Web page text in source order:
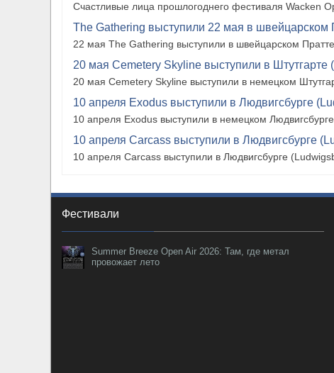
Счастливые лица прошлогоднего фестиваля Wacken
The Gathering выступили 22 мая в швейцарском
22 мая The Gathering выступили в швейцарском
20 мая Cemetery Skyline выступили в Штутгарте
20 мая Cemetery Skyline выступили в немецком
10 апреля Exodus выступили в Людвигсбурге
10 апреля Exodus выступили в немецком
10 апреля Carcass выступили в Людвигсбурге
10 апреля Carcass выступили в Людвигсбурге
Фестивали
Summer Breeze Open Air 2026: Там, где метал
провожает лето